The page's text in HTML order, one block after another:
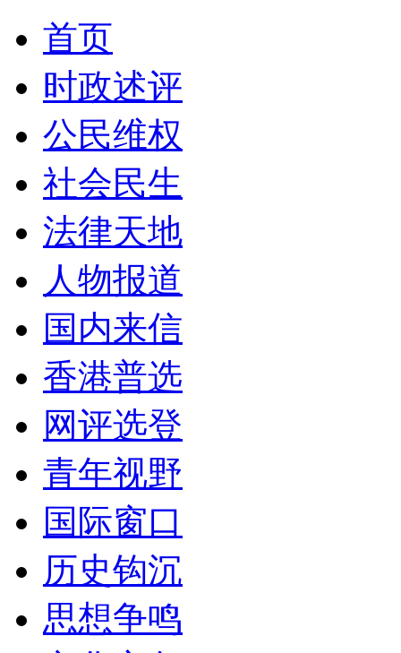
首页
时政述评
公民维权
社会民生
法律天地
人物报道
国内来信
香港普选
网评选登
青年视野
国际窗口
历史钩沉
思想争鸣